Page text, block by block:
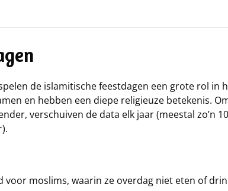
de islamitische feestdagen een grote rol in
en hebben een diepe religieuze betekenis.
verschuiven de data elk jaar (meestal zo’n
voor moslims, waarin ze overdag niet eten of